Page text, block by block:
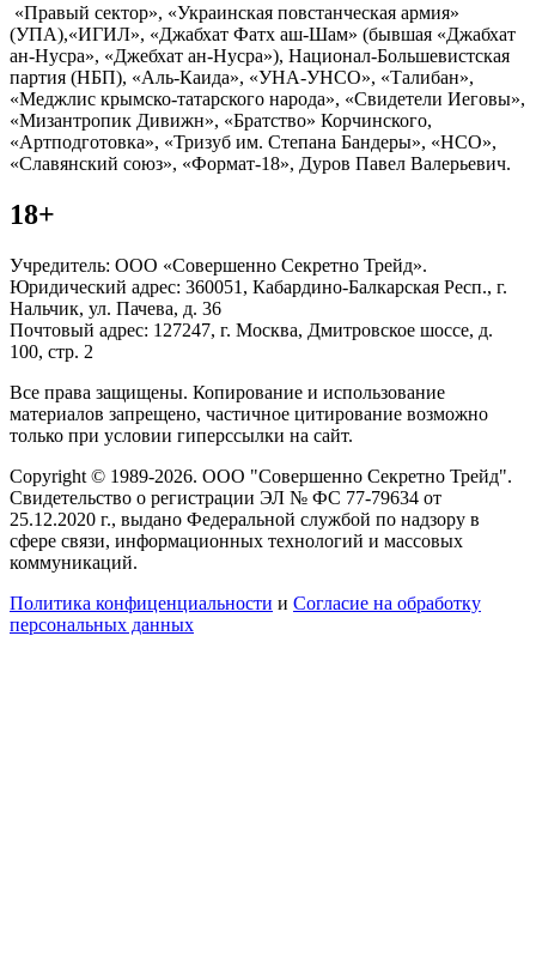
«Правый сектор», «Украинская повстанческая армия»
(УПА),«ИГИЛ», «Джабхат Фатх аш-Шам» (бывшая «Джабхат
ан-Нусра», «Джебхат ан-Нусра»), Национал-Большевистская
партия (НБП), «Аль-Каида», «УНА-УНСО», «Талибан»,
«Меджлис крымско-татарского народа», «Свидетели Иеговы»,
«Мизантропик Дивижн», «Братство» Корчинского,
«Артподготовка», «Тризуб им. Степана Бандеры», «НСО»,
«Славянский союз», «Формат-18», Дуров Павел Валерьевич.
18+
Учредитель: ООО «Совершенно Секретно Трейд».
Юридический адрес: 360051, Кабардино-Балкарская Респ., г.
Нальчик, ул. Пачева, д. 36
Почтовый адрес: 127247, г. Москва, Дмитровское шоссе, д.
100, стр. 2
Все права защищены. Копирование и использование
материалов запрещено, частичное цитирование возможно
только при условии гиперссылки на сайт.
Copyright © 1989-2026. ООО "Совершенно Секретно Трейд".
Свидетельство о регистрации ЭЛ № ФС 77-79634 от
25.12.2020 г., выдано Федеральной службой по надзору в
сфере связи, информационных технологий и массовых
коммуникаций.
Политика конфиценциальности и Согласие на обработку
персональных данных